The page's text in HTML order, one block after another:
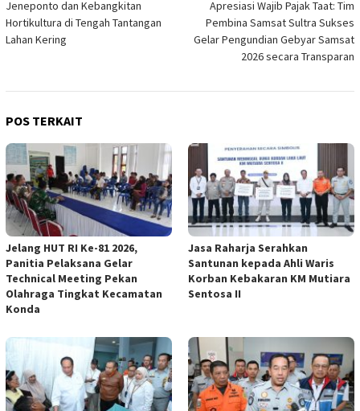
pos
Jeneponto dan Kebangkitan
Hortikultura di Tengah Tantangan
Lahan Kering
Apresiasi Wajib Pajak Taat: Tim
Pembina Samsat Sultra Sukses
Gelar Pengundian Gebyar Samsat
2026 secara Transparan
POS TERKAIT
Jelang HUT RI Ke-81 2026,
Panitia Pelaksana Gelar
Technical Meeting Pekan
Olahraga Tingkat Kecamatan
Konda
Jasa Raharja Serahkan
Santunan kepada Ahli Waris
Korban Kebakaran KM Mutiara
Sentosa II